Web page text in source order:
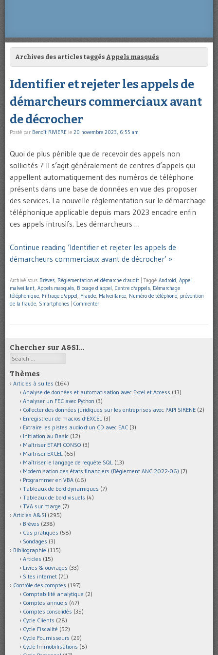
Archives des articles taggés Appels masqués
Identifier et rejeter les appels de
démarcheurs commerciaux avant
de décrocher
Posté par Benoît RIVIERE le 20 novembre 2023, 6:55 am
Quoi de plus pénible que de recevoir des appels non
sollicités ? Il s’agit généralement de centres d’appels qui
appellent automatiquement des numéros de téléphone
présents dans une base de données en vue des proposer
des services. La nouvelle réglementation sur le démarchage
téléphonique applicable depuis mars 2023 encadre enfin
ces appels intrusifs. Les démarcheurs …
Continue reading ‘Identifier et rejeter les appels de
démarcheurs commerciaux avant de décrocher’ »
Archivé sous Brèves, Réglementation et démarche d'audit Taggé Android, Appel
malveillant, Appels masqués, Blocage d'appel, Centre d'appels, Démarchage
téléphonique, Filtrage d'appel, Fraude, Malveillance, Numéro de téléphone, prévention
de la fraude, Smartphones Commenter
Chercher sur A&SI…
Search
Thèmes
Articles à suites (164)
Analyse de données et automatisation avec Excel et Access (13)
Analyser un FEC avec Python (3)
Collecter des données juridiques sur les entreprises avec l'API SIRENE (2)
Enregistreur de macros d'EXCEL (3)
Extraire les pistes audio d'un CD avec EAC (3)
Initiation au Basic (12)
Maîtriser ETAFI CONSO (3)
Maîtriser EXCEL (65)
Maîtriser le langage de requête SQL (13)
Modernisation des états financiers (Règlement ANC 2022-06) (7)
Programmer en VBA (46)
Tableaux de bord dynamiques (7)
Tableaux de bord visuels (4)
TVA sur marge (7)
Articles A&SI (295)
Brèves (238)
Cas pratiques (58)
Sondages (3)
Bibliographie (115)
Articles (15)
Livres & ouvrages (33)
Sites internet (71)
Contrôle des comptes (197)
Comptabilité analytique (2)
Comptes annuels (47)
Comptes consolidés (35)
Cycle Clients (28)
Cycle Fiscalité (52)
Cycle Fournisseurs (29)
Cycle Immobilisations (8)